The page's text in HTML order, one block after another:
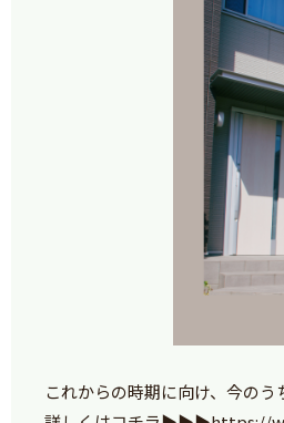
これからの時期に向け、今のう